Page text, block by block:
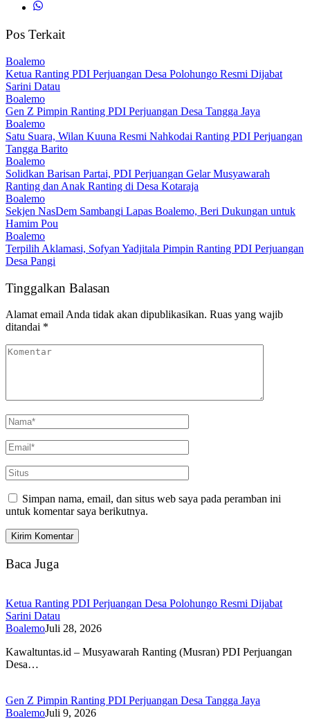
Pos Terkait
Boalemo
Ketua Ranting PDI Perjuangan Desa Polohungo Resmi Dijabat
Sarini Datau
Boalemo
Gen Z Pimpin Ranting PDI Perjuangan Desa Tangga Jaya
Boalemo
Satu Suara, Wilan Kuuna Resmi Nahkodai Ranting PDI Perjuangan
Tangga Barito
Boalemo
Solidkan Barisan Partai, PDI Perjuangan Gelar Musyawarah
Ranting dan Anak Ranting di Desa Kotaraja
Boalemo
Sekjen NasDem Sambangi Lapas Boalemo, Beri Dukungan untuk
Hamim Pou
Boalemo
Terpilih Aklamasi, Sofyan Yadjitala Pimpin Ranting PDI Perjuangan
Desa Pangi
Tinggalkan Balasan
Alamat email Anda tidak akan dipublikasikan. Ruas yang wajib
ditandai *
Simpan nama, email, dan situs web saya pada peramban ini
untuk komentar saya berikutnya.
Baca Juga
Ketua Ranting PDI Perjuangan Desa Polohungo Resmi Dijabat
Sarini Datau
BoalemoJuli 28, 2026
Kawaltuntas.id – Musyawarah Ranting (Musran) PDI Perjuangan
Desa…
Gen Z Pimpin Ranting PDI Perjuangan Desa Tangga Jaya
BoalemoJuli 9, 2026